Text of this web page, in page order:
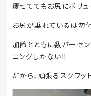
痩せててもお尻にボリ
お尻が垂れているは勿
加齢とともに数パーセ
ニングしかない‼️
だから、頑張るスクワッ